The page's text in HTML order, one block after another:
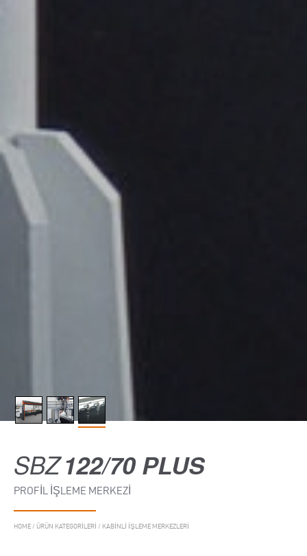
SBZ122/70 PLUS
PROFIL İŞLEME MERKEZI
HOME / ÜRÜN KATEGORILERI / KABINLI IŞLEME MERKEZLERI